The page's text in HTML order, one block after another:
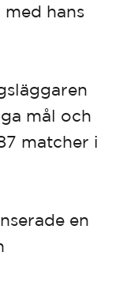
med hans
mål och
matcher i
en